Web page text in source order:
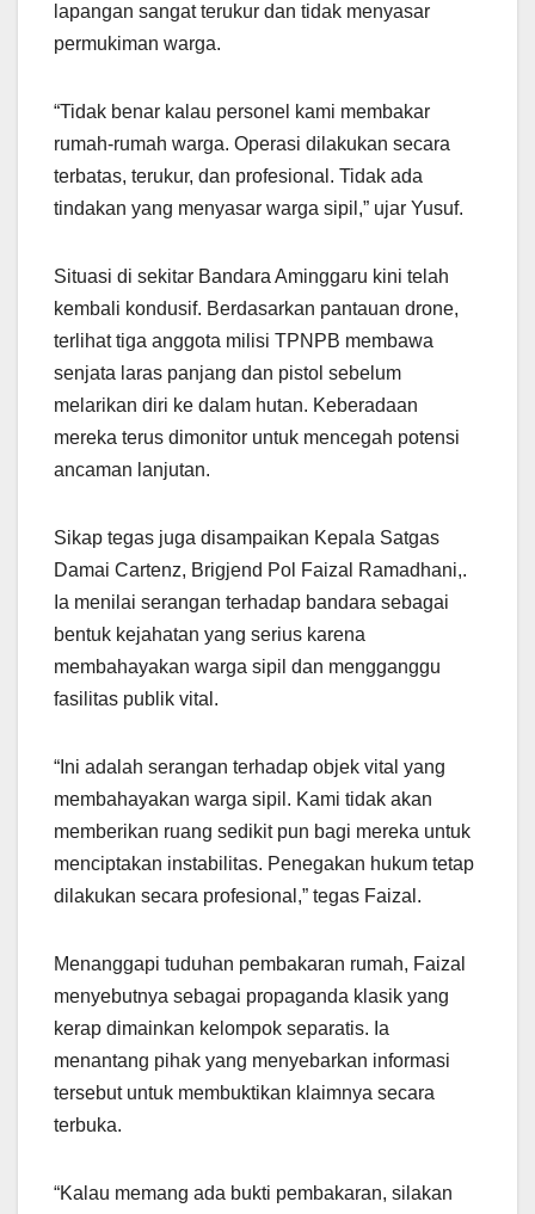
lapangan sangat terukur dan tidak menyasar
permukiman warga.
“Tidak benar kalau personel kami membakar
rumah-rumah warga. Operasi dilakukan secara
terbatas, terukur, dan profesional. Tidak ada
tindakan yang menyasar warga sipil,” ujar Yusuf.
Situasi di sekitar Bandara Aminggaru kini telah
kembali kondusif. Berdasarkan pantauan drone,
terlihat tiga anggota milisi TPNPB membawa
senjata laras panjang dan pistol sebelum
melarikan diri ke dalam hutan. Keberadaan
mereka terus dimonitor untuk mencegah potensi
ancaman lanjutan.
Sikap tegas juga disampaikan Kepala Satgas
Damai Cartenz, Brigjend Pol Faizal Ramadhani,.
Ia menilai serangan terhadap bandara sebagai
bentuk kejahatan yang serius karena
membahayakan warga sipil dan mengganggu
fasilitas publik vital.
“Ini adalah serangan terhadap objek vital yang
membahayakan warga sipil. Kami tidak akan
memberikan ruang sedikit pun bagi mereka untuk
menciptakan instabilitas. Penegakan hukum tetap
dilakukan secara profesional,” tegas Faizal.
Menanggapi tuduhan pembakaran rumah, Faizal
menyebutnya sebagai propaganda klasik yang
kerap dimainkan kelompok separatis. Ia
menantang pihak yang menyebarkan informasi
tersebut untuk membuktikan klaimnya secara
terbuka.
“Kalau memang ada bukti pembakaran, silakan